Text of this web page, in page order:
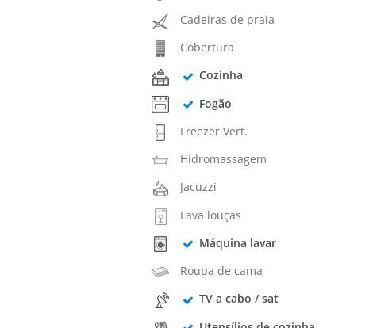
Cadeiras de praia
Cobertura
Cozinha
Fogão
Freezer Vert.
Hidromassagem
Jacuzzi
Lava louças
Máquina lavar
Roupa de cama
TV a cabo / sat